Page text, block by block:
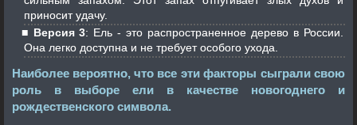
приносит удачу.
Версия 3: Ель - это распространенное дерево в России.
Она легко доступна и не требует особого ухода.
Наиболее вероятно, что все эти факторы сыграли свою
роль в выборе ели в качестве новогоднего и
рождественского символа.